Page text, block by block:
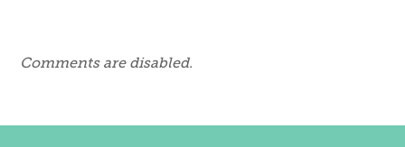
Comments are disabled.